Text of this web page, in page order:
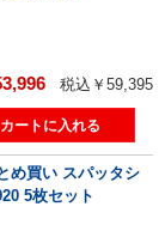
税込￥59,395
め買い スパッタシ
5枚セット